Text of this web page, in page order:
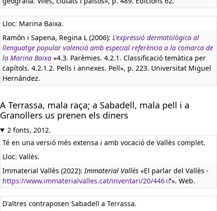
Lloc: Marina Baixa.
Ramón i Sapena, Regina L (2006): L'expressió dermatològica al
llenguatge popular valencià amb especial referència a la comarca de
la Marina Baixa «4.3. Parèmies. 4.2.1. Classificació temàtica per
capítols. 4.2.1.2. Pells i annexes. Pell», p. 223. Universitat Miguel
Hernández.
A Terrassa, mala raça; a Sabadell, mala pell i a
Granollers us prenen els diners
2 fonts, 2012.
Té en una versió més extensa i amb vocació de Vallès complet.
Lloc: Vallès.
Immaterial Vallès (2022):Immaterial Vallès «El parlar del Vallès -
https://www.immaterialvalles.cat/inventari/20/446
». Web.
D'altres contraposen Sabadell a Terrassa.